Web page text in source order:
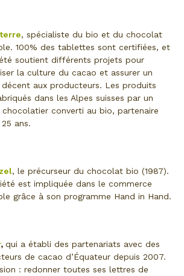
, spécialiste du bio et du chocolat
100% des tablettes sont certifiées, et
soutient différents projets pour
la culture du cacao et assurer un
décent aux producteurs. Les produits
dans les Alpes suisses par un
chocolatier converti au bio, partenaire
ans.
, le précurseur du chocolat bio (1987).
est impliquée dans le commerce
grâce à son programme Hand in Hand.
, qui a établi des partenariats avec des
de cacao d’Équateur depuis 2007.
: redonner toutes ses lettres de